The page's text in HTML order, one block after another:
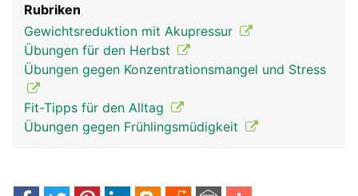
Rubriken
Gewichtsreduktion mit Akupressur
Übungen für den Herbst
Übungen gegen Konzentrationsmangel und Stress
Fit-Tipps für den Alltag
Übungen gegen Frühlingsmüdigkeit